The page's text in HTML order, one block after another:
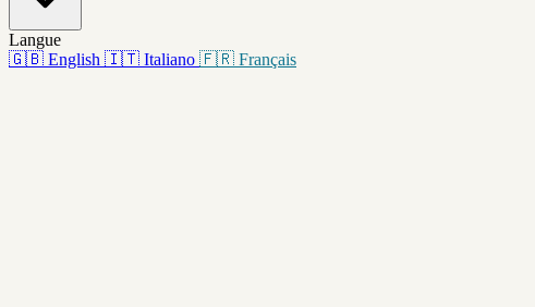
Langue
🇬🇧 English 🇮🇹 Italiano 🇫🇷 Français